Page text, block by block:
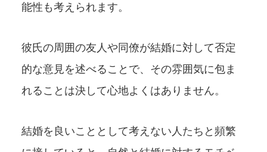
能性も考えられます。
彼氏の周囲の友人や同僚が結婚に対して否定
的な意見を述べることで、その雰囲気に包ま
れることは決して心地よくはありません。
結婚を良いこととして考えない人たちと頻繁